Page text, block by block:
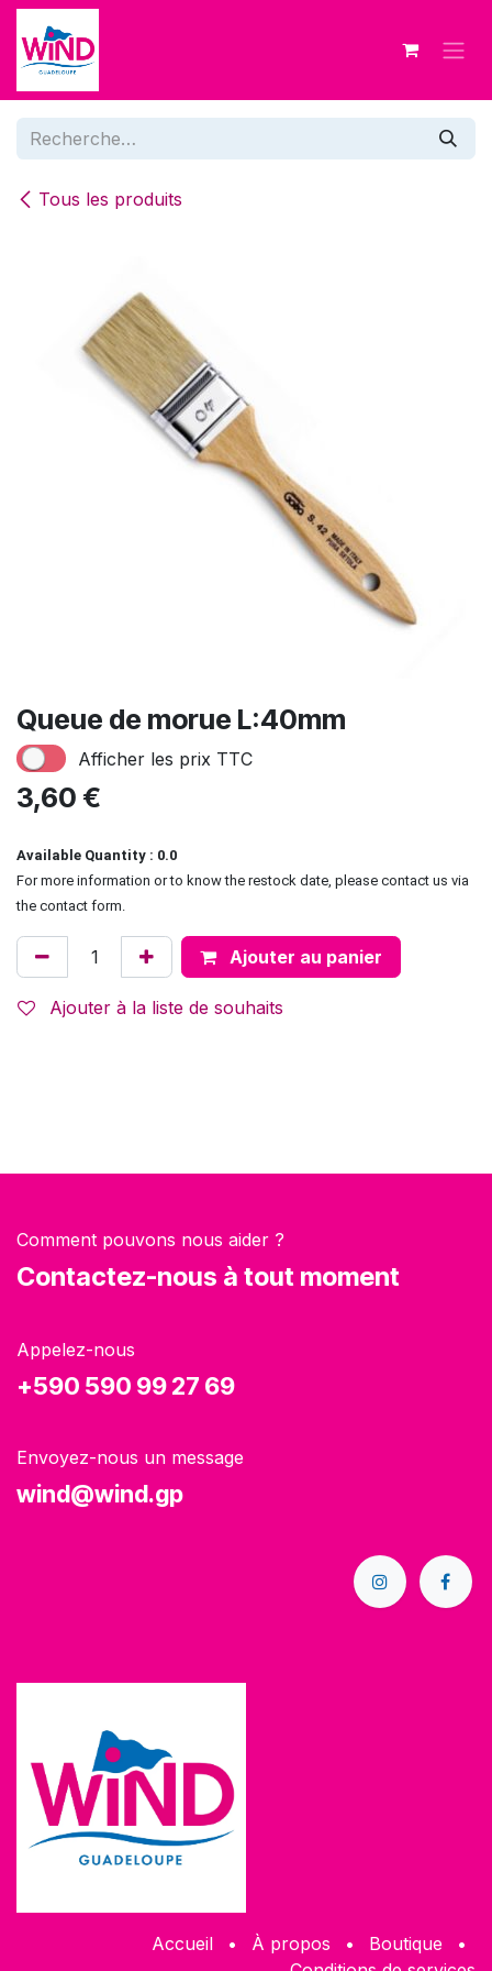
Se rendre au contenu
Tous les produits
Queue de morue L:40mm
Afficher les prix TTC
3,60 €
Available Quantity : 0.0
For more information or to know the restock date, please contact us via
the contact form.
Ajouter au panier
Ajouter à la liste de souhaits
Comment pouvons nous aider ?
Contactez-nous à tout moment
Appelez-nous
+590 590 99 27 69
Envoyez-nous un message
wind@wind.gp
Accueil • À propos • Boutique
•